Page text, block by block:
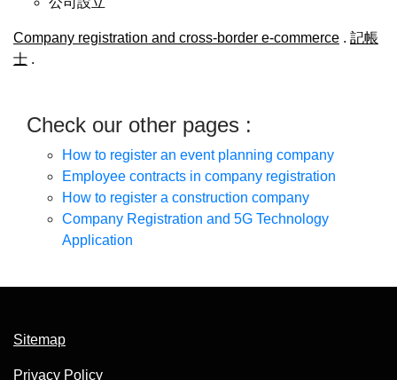
Company registration and cross-border e-commerce . 記帳
士 .
Check our other pages :
How to register an event planning company
Employee contracts in company registration
How to register a construction company
Company Registration and 5G Technology
Application
Sitemap
Privacy Policy